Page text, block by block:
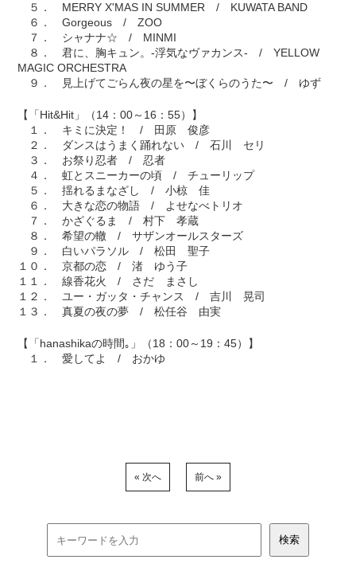
５． MERRY X'MAS IN SUMMER / KUWATA BAND
６． Gorgeous / ZOO
７． シャナナ☆ / MINMI
８． 君に、胸キュン。-浮気なヴァカンス- / YELLOW
MAGIC ORCHESTRA
９． 見上げてごらん夜の星を〜ぼくらのうた〜 / ゆず
【「Hit&Hit」（14：00～16：55）】
１． キミに決定！ / 田原 俊彦
２． ダンスはうまく踊れない / 石川 セリ
３． お祭り忍者 / 忍者
４． 虹とスニーカーの頃 / チューリップ
５． 揺れるまなざし / 小椋 佳
６． 大きな恋の物語 / よせなべトリオ
７． かざぐるま / 村下 孝蔵
８． 希望の轍 / サザンオールスターズ
９． 白いパラソル / 松田 聖子
１０． 京都の恋 / 渚 ゆう子
１１． 線香花火 / さだ まさし
１２． ユー・ガッタ・チャンス / 吉川 晃司
１３． 真夏の夜の夢 / 松任谷 由実
【「hanashikaの時間｡」（18：00～19：45）】
１． 愛してよ / おかゆ
« 次へ 前へ »